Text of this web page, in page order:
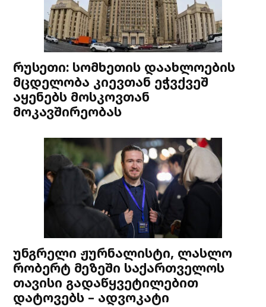
რუსეთი: სომხეთის დაახლოების
მცდელობა კიევთან ეჭვქვეშ
აყენებს მოსკოვთან
მოკავშირეობას
უნგრელი ჟურნალისტი, ლასლო
რობერტ მეზეში საქართველოს
თავისი გადაწყვეტილებით
დატოვებს – ადვოკატი